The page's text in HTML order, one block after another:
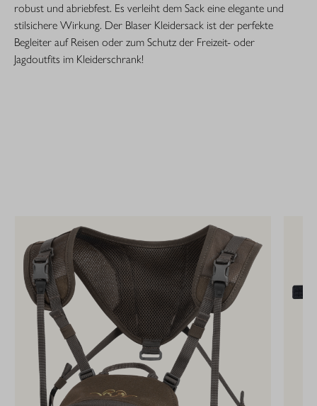
robust und abriebfest. Es verleiht dem Sack eine elegante und
stilsichere Wirkung. Der Blaser Kleidersack ist der perfekte
Begleiter auf Reisen oder zum Schutz der Freizeit- oder
Jagdoutfits im Kleiderschrank!